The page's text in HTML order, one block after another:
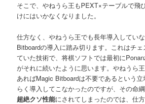
そこで、やねうら王もPEXT×テーブルで飛
けにはいかなくなりました。
仕方なく、やねうら王でも長年導入してい
Bitboardの導入に踏み切ります。これはチ
ていた技術で、将棋ソフトでは最初に
がそれに続いたように思います。やねうら
あればMagic Bitboardは不要であるという
らく導入してこなかったのですが、その命
超絶クソ性能にされてしまったのでは、仕方